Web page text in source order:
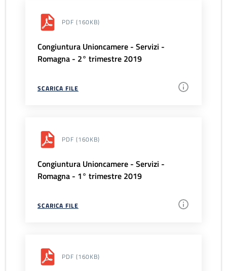
PDF (160KB)
Congiuntura Unioncamere - Servizi -
Romagna - 2° trimestre 2019
SCARICA FILE
PDF (160KB)
Congiuntura Unioncamere - Servizi -
Romagna - 1° trimestre 2019
SCARICA FILE
PDF (160KB)